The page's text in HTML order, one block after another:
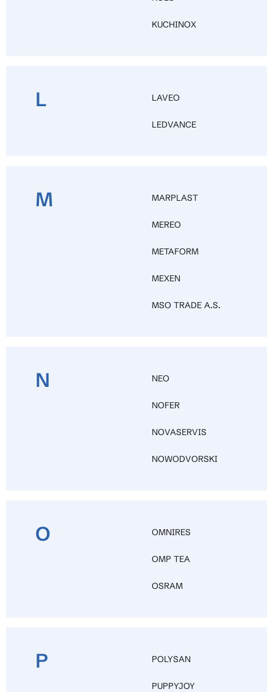
KUCHINOX
L LAVEO
LEDVANCE
M MARPLAST
MEREO
METAFORM
MEXEN
MSO TRADE A.S.
N NEO
NOFER
NOVASERVIS
NOWODVORSKI
O OMNIRES
OMP TEA
OSRAM
P POLYSAN
PUPPYJOY